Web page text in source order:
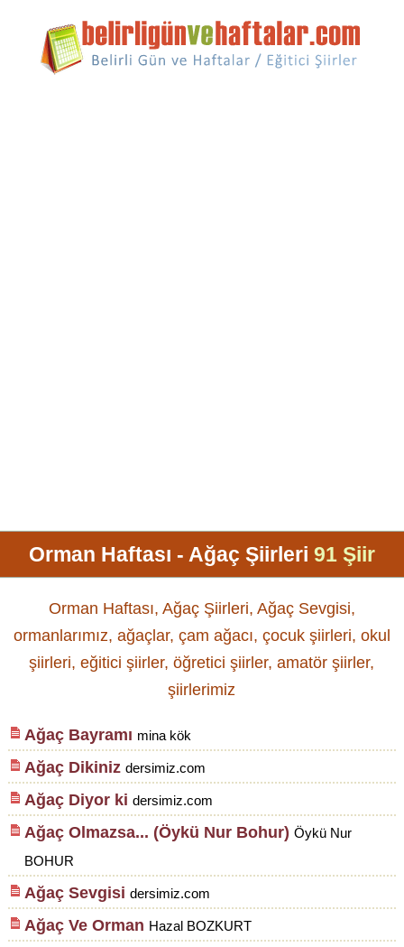
Orman Haftası - Ağaç Şiirleri 91 Şiir
Orman Haftası, Ağaç Şiirleri, Ağaç Sevgisi,
ormanlarımız, ağaçlar, çam ağacı, çocuk şiirleri, okul
şiirleri, eğitici şiirler, öğretici şiirler, amatör şiirler,
şiirlerimiz
Ağaç Bayramı mina kök
Ağaç Dikiniz dersimiz.com
Ağaç Diyor ki dersimiz.com
Ağaç Olmazsa... (Öykü Nur Bohur) Öykü Nur
BOHUR
Ağaç Sevgisi dersimiz.com
Ağaç Ve Orman Hazal BOZKURT